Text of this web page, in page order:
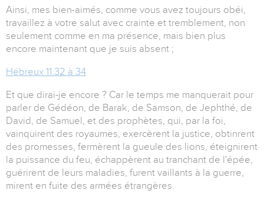
Ainsi, mes bien-aimés, comme vous avez toujours obéi,
travaillez à votre salut avec crainte et tremblement, non
seulement comme en ma présence, mais bien plus
encore maintenant que je suis absent ;
Hébreux 11.32 à 34
Et que dirai-je encore ? Car le temps me manquerait pour
parler de Gédéon, de Barak, de Samson, de Jephthé, de
David, de Samuel, et des prophètes, qui, par la foi,
vainquirent des royaumes, exercèrent la justice, obtinrent
des promesses, fermèrent la gueule des lions, éteignirent
la puissance du feu, échappèrent au tranchant de l'épée,
guérirent de leurs maladies, furent vaillants à la guerre,
mirent en fuite des armées étrangères.